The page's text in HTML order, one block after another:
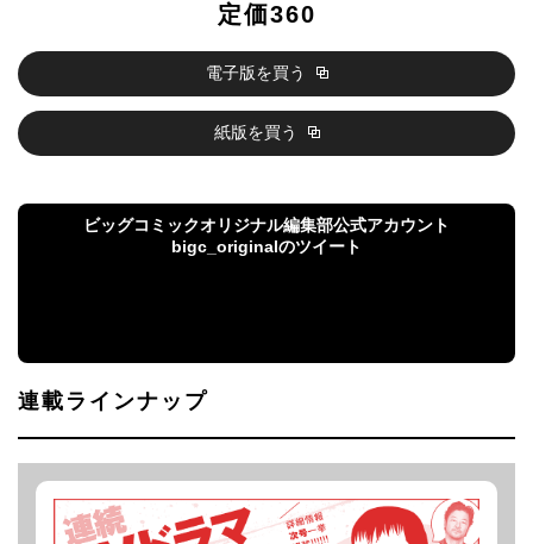
定価360
電子版を買う
紙版を買う
ビッグコミックオリジナル編集部公式アカウント
bigc_originalのツイート
連載ラインナップ